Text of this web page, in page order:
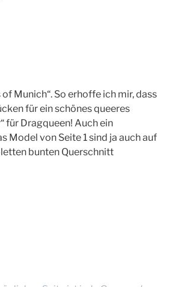
Munich“. So erhoffe ich mir, dass
für ein schönes queeres
für Dragqueen! Auch ein
Model von Seite 1 sind ja auch auf
bunten Querschnitt